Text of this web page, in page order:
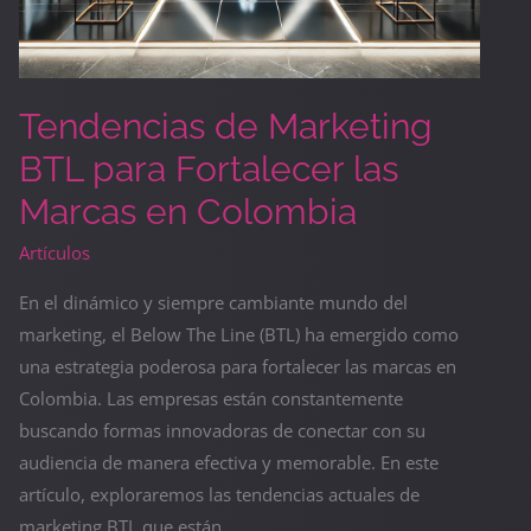
Tendencias de Marketing
BTL para Fortalecer las
Marcas en Colombia
Artículos
En el dinámico y siempre cambiante mundo del
marketing, el Below The Line (BTL) ha emergido como
una estrategia poderosa para fortalecer las marcas en
Colombia. Las empresas están constantemente
buscando formas innovadoras de conectar con su
audiencia de manera efectiva y memorable. En este
artículo, exploraremos las tendencias actuales de
marketing BTL que están